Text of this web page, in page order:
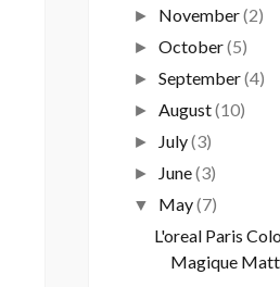
► November(2)
► October(5)
► September(4)
► August(10)
► July(3)
► June(3)
▼ May(7)
L'oreal Paris
Magique